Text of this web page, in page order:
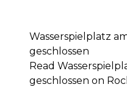
Wasserspielplatz
geschlossen
Read
geschlossen on